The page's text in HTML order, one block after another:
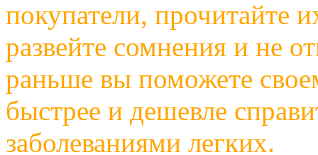
покупатели, прочитайте
развейте сомнения и не
раньше вы поможете
быстрее и дешевле
заболеваниями легких.